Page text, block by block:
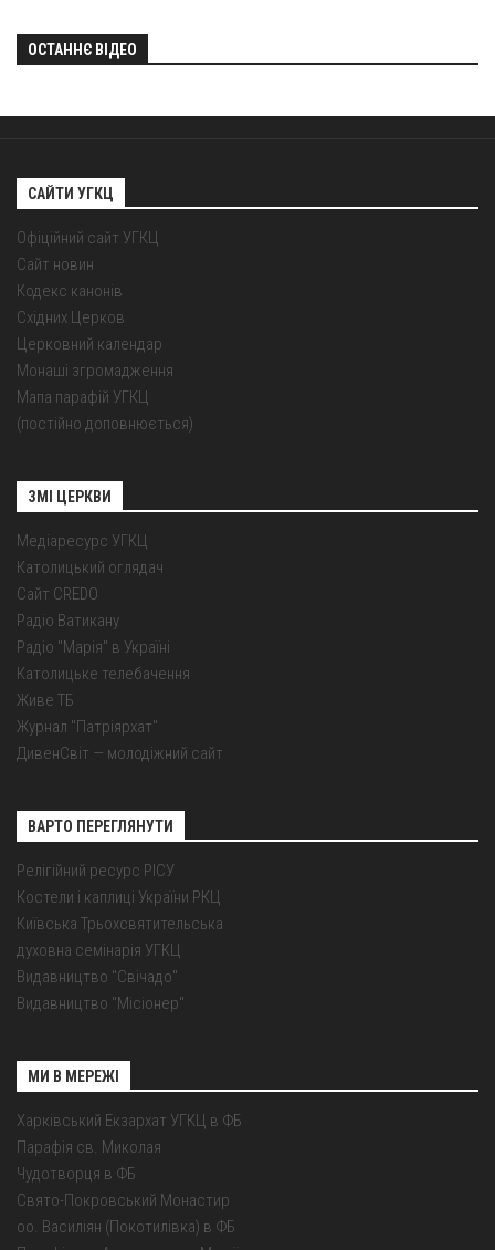
ОСТАННЄ ВІДЕО
САЙТИ УГКЦ
Офіційний сайт УГКЦ
Сайт новин
Кодекс канонів
Східних Церков
Церковний календар
Монаші згромадження
Мапа парафій УГКЦ
(постійно доповнюється)
ЗМІ ЦЕРКВИ
Медіаресурс УГКЦ
Католицький оглядач
Сайт CREDO
Радіо Ватикану
Радіо "Марія" в Україні
Католицьке телебачення
Живе ТБ
Журнал "Патріярхат"
ДивенСвіт — молодіжний сайт
ВАРТО ПЕРЕГЛЯНУТИ
Релігійний ресурс РІСУ
Костели і каплиці України РКЦ
Київська Трьохсвятительська
духовна семінарія УГКЦ
Видавництво "Свічадо"
Видавництво "Місіонер"
МИ В МЕРЕЖІ
Харківський Екзархат УГКЦ в ФБ
Парафія св. Миколая
Чудотворця в ФБ
Свято-Покровський Монастир
оо. Василіян (Покотилівка) в ФБ